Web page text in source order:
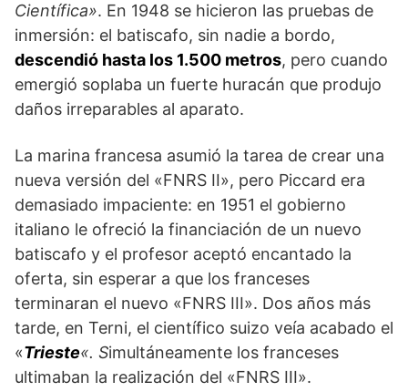
Científica». En 1948 se hicieron las pruebas de
inmersión: el batiscafo, sin nadie a bordo,
descendió hasta los 1.500 metros, pero cuando
emergió soplaba un fuerte huracán que produjo
daños irreparables al aparato.
La marina francesa asumió la tarea de crear una
nueva versión del «FNRS II», pero Piccard era
demasiado impaciente: en 1951 el gobierno
italiano le ofreció la financiación de un nuevo
batiscafo y el profesor aceptó encantado la
oferta, sin esperar a que los franceses
terminaran el nuevo «FNRS III». Dos años más
tarde, en Terni, el científico suizo veía acabado el
«Trieste«. Simultáneamente los franceses
ultimaban la realización del «FNRS III».